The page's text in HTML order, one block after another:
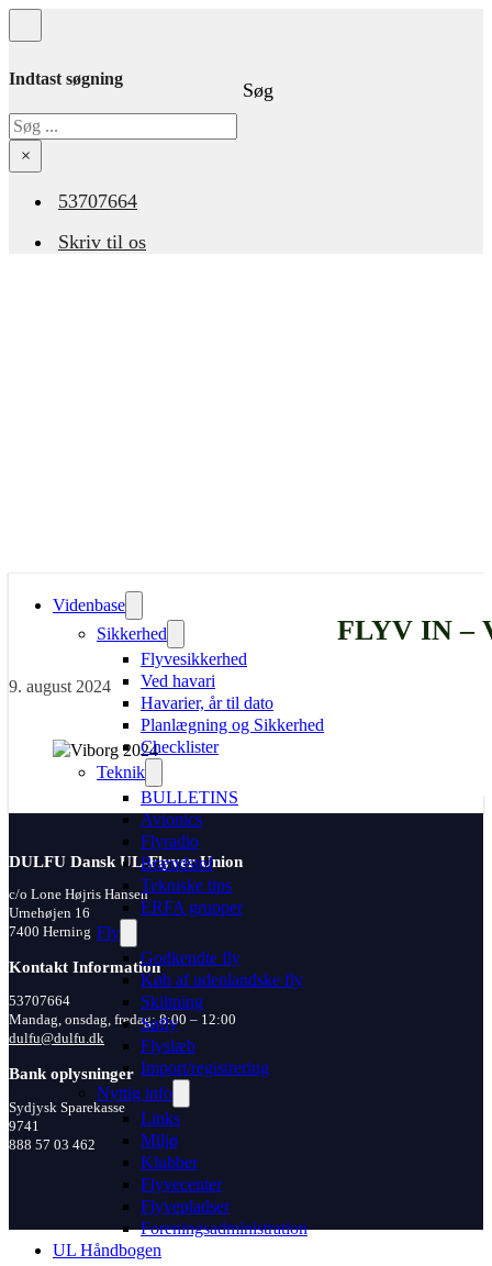
Indtast søgning
Søg
×
Søg
53707664
Skriv til os
Videnbase
Sikkerhed
Flyvesikkerhed
Ved havari
Havarier, år til dato
Planlægning og Sikkerhed
Checklister
Teknik
BULLETINS
Avionics
Flyradio
Brændstof
Tekniske tips
ERFA grupper
Fly
Godkendte fly
Køb af udenlandske fly
Skiltning
Søfly
Flyslæb
Import/registrering
Nyttig info
Links
Miljø
Klubber
Flyvecenter
Flyvepladser
Foreningsadministration
UL Håndbogen
FLYV IN –
9. august 2024
DULFU Dansk UL-Flyver Union
c/o Lone Højris Hansen
Urnehøjen 16
7400 Herning
Kontakt Information
53707664
Mandag, onsdag, fredag: 8:00 – 12:00
dulfu@dulfu.dk
Bank oplysninger
Sydjysk Sparekasse
9741
888 57 03 462